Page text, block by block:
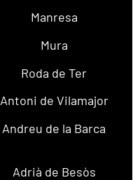
Manresa
Mura
Roda de Ter
Antoni de Vilamajor
Andreu de la Barca
Adrià de Besòs